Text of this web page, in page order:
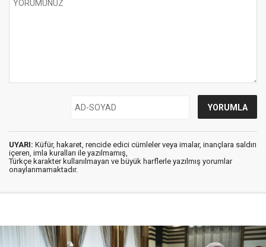
UYARI: Küfür, hakaret, rencide edici cümleler veya imalar, inançlara saldırı
içeren, imla kuralları ile yazılmamış,
Türkçe karakter kullanılmayan ve büyük harflerle yazılmış yorumlar
onaylanmamaktadır.